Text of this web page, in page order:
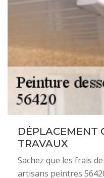
DÉPLACEMENT
TRAVAUX
Sachez que les frais
artisans peintres